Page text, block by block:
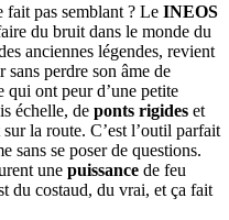
fait pas semblant ? Le INEOS
du bruit dans le monde du
anciennes légendes, revient
perdre son âme de
ont peur d’une petite
échelle, de ponts rigides et
la route. C’est l’outil parfait
sans se poser de questions.
une puissance de feu
du costaud, du vrai, et ça fait